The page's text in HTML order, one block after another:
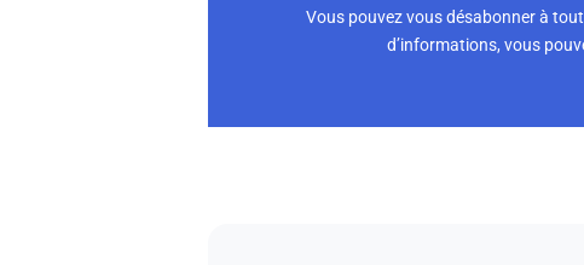
Vous pouvez vous désabonner à
d’informations, vous